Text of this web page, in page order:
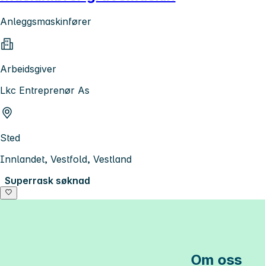
Anleggsmaskinfører
Arbeidsgiver
Lkc Entreprenør As
Sted
Innlandet, Vestfold, Vestland
Superrask søknad
Om oss